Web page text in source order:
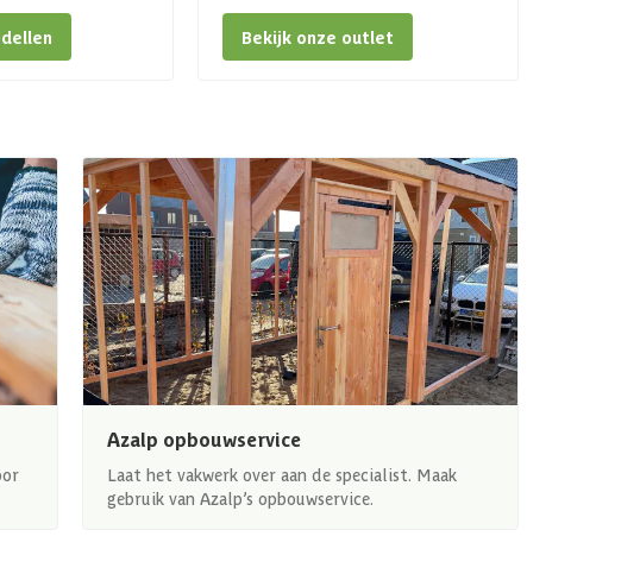
Bekijk onze outlet
Azalp opbouwservice
Laat het vakwerk over aan de specialist. Maak
gebruik van Azalp’s opbouwservice.